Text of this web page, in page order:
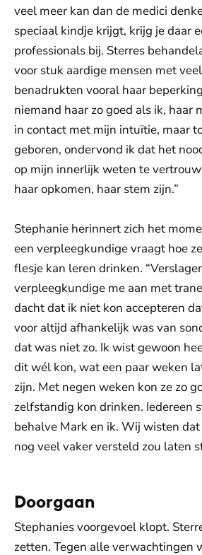
veel meer kan dan de medici
speciaal kindje krijgt, krijg je daar
professionals bij. Sterres
voor stuk aardige mensen met
benadrukten vooral haar
niemand haar zo goed als ik, haar
in contact met mijn intuïtie, maar
geboren, ondervond ik dat het
op mijn innerlijk weten te
haar opkomen, haar stem zijn.”
Stephanie herinnert zich het
een verpleegkundige vraagt hoe
flesje kan leren drinken.
verpleegkundige me aan met
dacht dat ik niet kon accepteren
voor altijd afhankelijk was van
dat was niet zo. Ik wist gewoon
dit wél kon, wat een paar weken
zijn. Met negen weken kon ze zo
zelfstandig kon drinken. Iedereen
behalve Mark en ik. Wij wisten
nog veel vaker versteld zou laten
Doorgaan
Stephanies voorgevoel klopt.
zetten. Tegen alle verwachtingen